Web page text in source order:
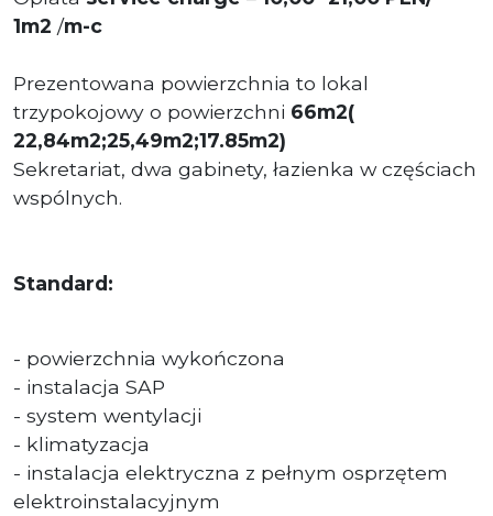
1m2 /m-c
Prezentowana powierzchnia to lokal
trzypokojowy o powierzchni 66m2(
22,84m2;25,49m2;17.85m2)
Sekretariat, dwa gabinety, łazienka w częściach
wspólnych.
Standard:
- powierzchnia wykończona
- instalacja SAP
- system wentylacji
- klimatyzacja
- instalacja elektryczna z pełnym osprzętem
elektroinstalacyjnym